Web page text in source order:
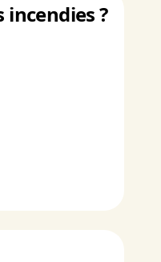
incendies ?